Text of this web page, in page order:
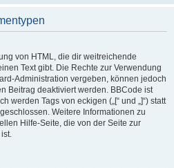
von HTML, die dir weitreichende
Text gibt. Die Rechte zur Verwendung
Administration vergeben, können jedoch
Beitrag deaktiviert werden. BBCode ist
werden Tags von eckigen („[“ und „]“) statt
Weitere Informationen zu
Hilfe-Seite, die von der Seite zur